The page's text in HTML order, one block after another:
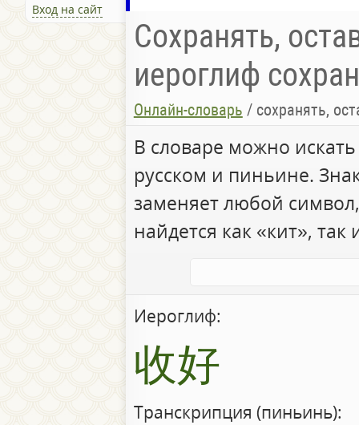
Вход на сайт
Сохранять,
иероглиф
Онлайн-словарь / сохранять,
В словаре можно
русском и пиньине.
заменяет любой
найдется как «кит», так
Иероглиф:
收好
Транскрипция (пиньинь):